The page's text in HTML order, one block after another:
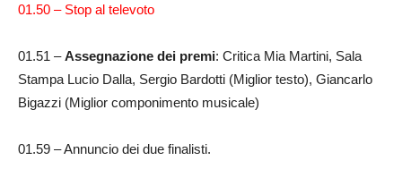
01.50 – Stop al televoto
01.51 –Assegnazione dei premi: Critica Mia Martini, Sala
Stampa Lucio Dalla, Sergio Bardotti (Miglior testo), Giancarlo
Bigazzi (Miglior componimento musicale)
01.59 – Annuncio dei due finalisti.